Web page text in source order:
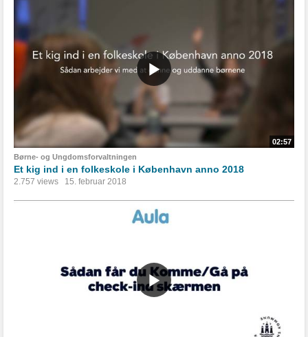
02:57
Børne- og Ungdomsforvaltningen
Et kig ind i en folkeskole i København anno 2018
2.757 views 15. februar 2018